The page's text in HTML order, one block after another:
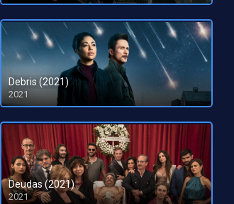
Debris (2021)
2021
Deudas (2021)
2021